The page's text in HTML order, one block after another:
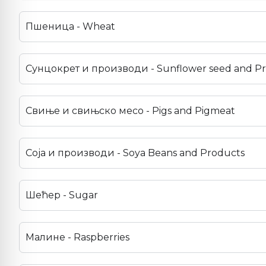
Пшеница - Wheat
Сунцокрет и производи - Sunflower seed and
Свиње и свињско месо - Pigs and Pigmeat
Соја и производи - Soya Beans and Products
Шећер - Sugar
Малине - Raspberries